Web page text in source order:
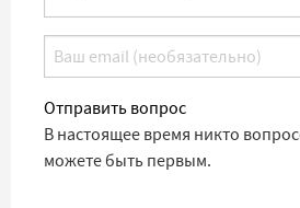
Отправить вопрос
В настоящее время никто
можете быть первым.